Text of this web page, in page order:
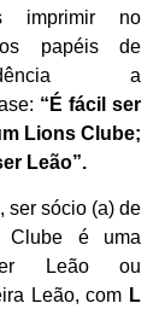
imprimir no
papéis de
a
“É fácil ser
Lions Clube;
Leão”.
ser sócio (a) de
Clube é uma
Leão ou
Leão, com L